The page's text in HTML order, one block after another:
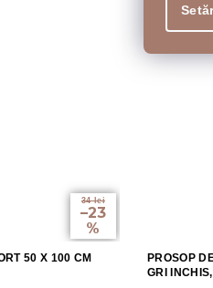
34 lei
–23
%
50 X 100 CM
PROSOP
GRI